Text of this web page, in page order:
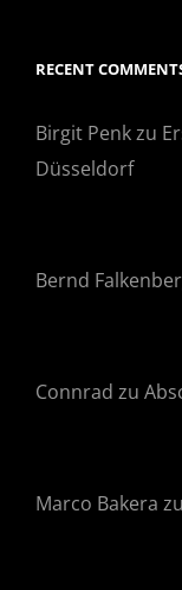
RECENT
Birgit Penkzu
Düsseldorf
Bernd
Connrad zu
Marco Bakera zu